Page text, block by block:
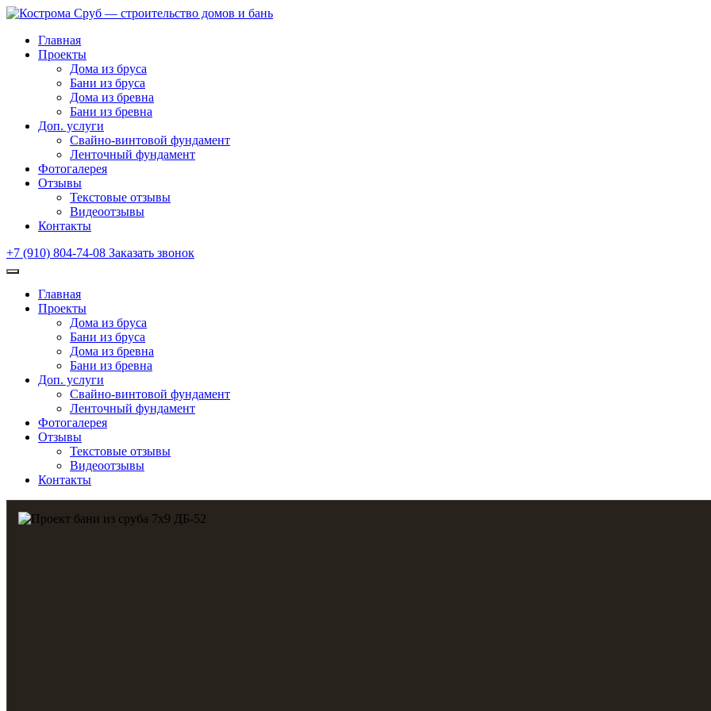
Главная
Проекты
Дома из бруса
Бани из бруса
Дома из бревна
Бани из бревна
Доп. услуги
Свайно-винтовой фундамент
Ленточный фундамент
Фотогалерея
Отзывы
Текстовые отзывы
Видеоотзывы
Контакты
+7 (910) 804-74-08 Заказать звонок
Главная
Проекты
Дома из бруса
Бани из бруса
Дома из бревна
Бани из бревна
Доп. услуги
Свайно-винтовой фундамент
Ленточный фундамент
Фотогалерея
Отзывы
Текстовые отзывы
Видеоотзывы
Контакты